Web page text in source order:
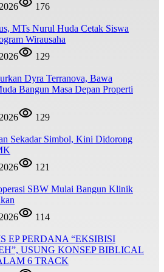
176
MTs Nurul Huda Cetak Siswa
Wirausaha
129
Dyra Terranova, Bawa
Bangun Masa Depan Properti
129
Sekadar Simbol, Kini Didorong
121
SBW Mulai Bangun Klinik
114
EP PERDANA “EKSIBISI
USUNG KONSEP BIBLICAL
6 TRACK